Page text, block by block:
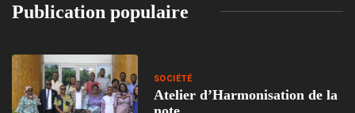
Publication populaire
SOCIÉTÉ
Atelier d’Harmonisation de la